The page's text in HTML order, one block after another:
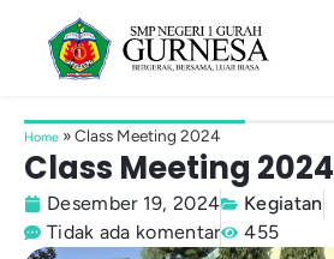
Home »Class Meeting 2024
Class Meeting 2024
Desember 19, 2024
Kegiatan
Tidak ada komentar
455